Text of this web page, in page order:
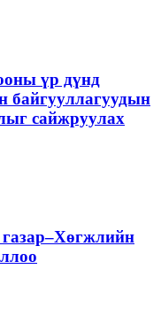
үр дүнд
байгууллагуудын
сайжруулах